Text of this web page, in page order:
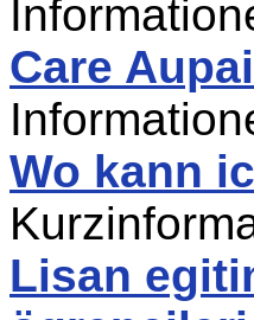
Care
Wo kann
Lisan